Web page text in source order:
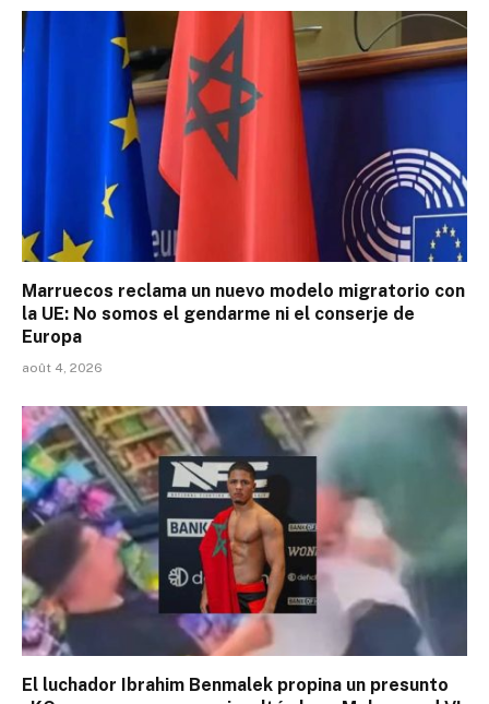
Marruecos reclama un nuevo modelo migratorio con
la UE: No somos el gendarme ni el conserje de
Europa
août 4, 2026
El luchador Ibrahim Benmalek propina un presunto